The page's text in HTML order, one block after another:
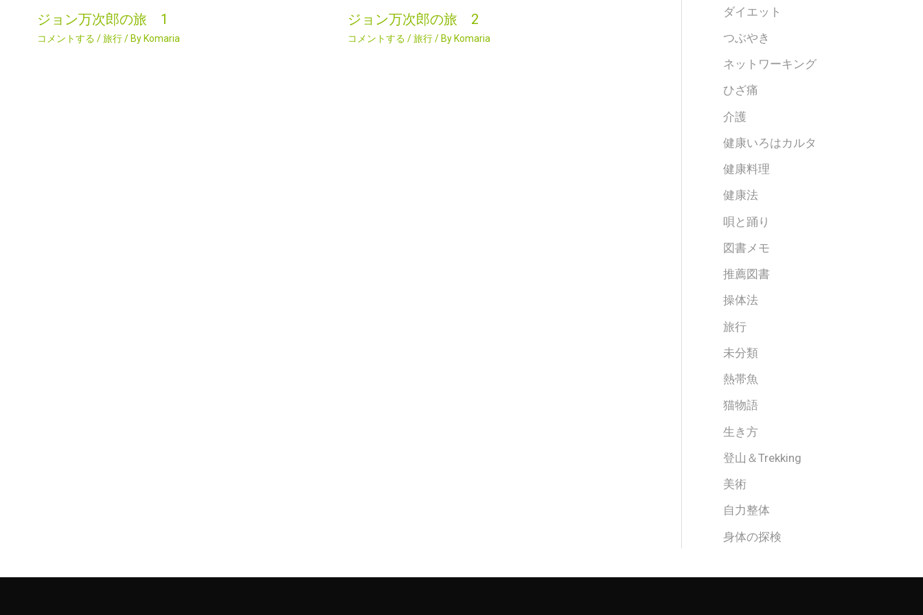
ジョン万次郎の旅 1
コメントする /旅行/ By Komaria
ジョン万次郎の旅 2
コメントする /旅行/ By Komaria
ダイエット
つぶやき
ネットワーキング
ひざ痛
介護
健康いろはカルタ
健康料理
健康法
唄と踊り
図書メモ
推薦図書
操体法
旅行
未分類
熱帯魚
猫物語
生き方
登山＆Trekking
美術
自力整体
身体の探検